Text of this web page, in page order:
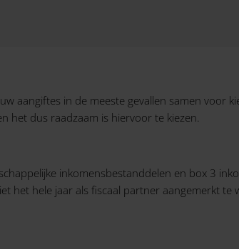
aangiftes in de meeste gevallen samen voor
het dus raadzaam is hiervoor te kiezen.
inkomensbestanddelen en box 3
het hele jaar als fiscaal partner aangemerkt